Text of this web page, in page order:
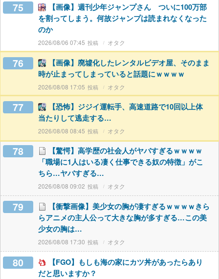
75
【画像】週刊少年ジャンプさん ついに100万部
を割ってしまう。何故ジャンプは読まれなくなった
のか
2026/08/06 07:45 オタク
76
【画像】廃墟化したレンタルビデオ屋、そのまま
時が止まってしまっていると話題にｗｗｗｗ
2026/08/08 17:05 オタク
77
【恐怖】ジジイ運転手、高速道路で10回以上体
当たりして逃走する…
2026/08/08 08:45 オタク
78
【驚愕】高学歴の社会人がヤバすぎるｗｗｗｗ
「職場に1人はいる凄く仕事できる奴の特徴」がこ
ちら…ヤバすぎる…
2026/08/08 09:02 オタク
79
【衝撃画像】美少女の胸が凄すぎるｗｗｗｗきら
らアニメの主人公って大きな胸が多すぎる…この美
少女の胸は…
2026/08/08 17:30 オタク
80
【FGO】もしも海の家にカツ丼があったらあり
だと思いますか？